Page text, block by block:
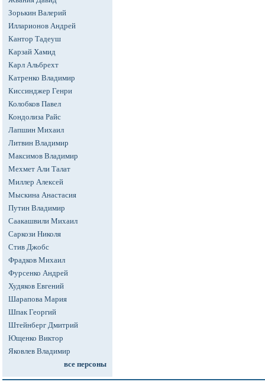
Зорькин Валерий
Илларионов Андрей
Кантор Тадеуш
Карзай Хамид
Карл Альбрехт
Катренко Владимир
Киссинджер Генри
Колобков Павел
Кондолиза Райс
Лапшин Михаил
Литвин Владимир
Максимов Владимир
Мехмет Али Талат
Миллер Алексей
Мыскина Анастасия
Путин Владимир
Саакашвили Михаил
Саркози Николя
Стив Джобс
Фрадков Михаил
Фурсенко Андрей
Худяков Евгений
Шарапова Мария
Шпак Георгий
Штейнберг Дмитрий
Ющенко Виктор
Яковлев Владимир
все персоны